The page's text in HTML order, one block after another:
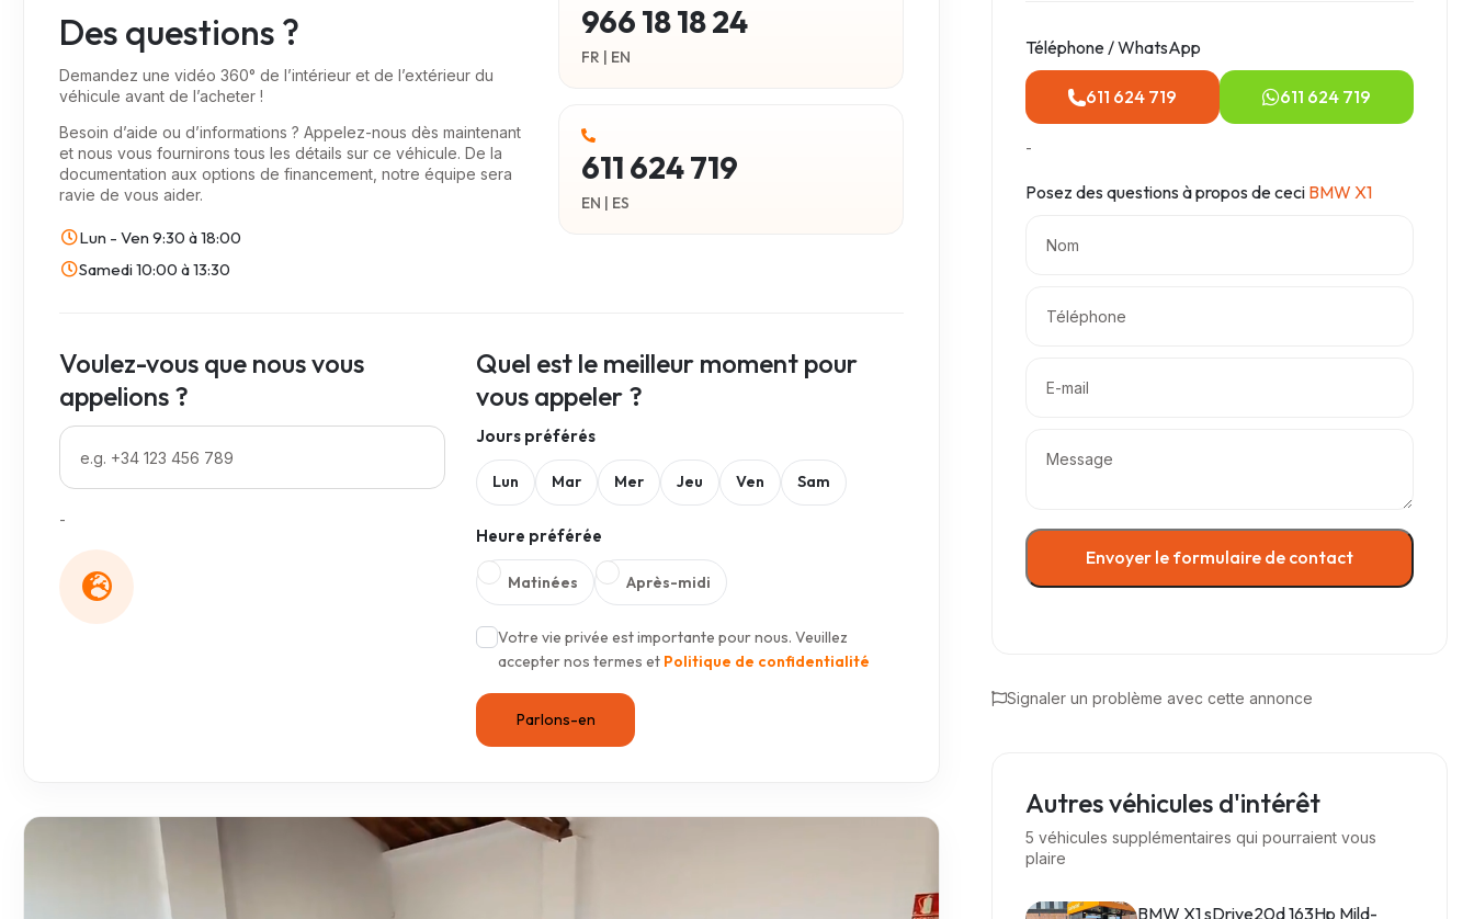
Des questions ?
Demandez une vidéo 360° de l’intérieur et de l’extérieur du
véhicule avant de l’acheter !
Besoin d’aide ou d’informations ? Appelez-nous dès maintenant
et nous vous fournirons tous les détails sur ce véhicule. De la
documentation aux options de financement, notre équipe sera
ravie de vous aider.
Lun - Ven 9:30 à 18:00
Samedi10:00 à 13:30
966 18 18 24
FR | EN
611 624 719
EN | ES
Voulez-vous que nous vous
appelions ?
-
Quel est le meilleur moment pour
vous appeler ?
Jours préférés
Lun Mar Mer Jeu Ven Sam
Heure préférée
Matinées Après-midi
Votre vie privée est importante pour nous. Veuillez
accepter nos termes et Politique de confidentialité
Téléphone / WhatsApp
611 624 719 611 624 719
-
Posez des questions à propos de ceci BMW X1
Envoyer le formulaire de contact
Signaler un problème avec cette annonce
Autres véhicules d'intérêt
5 véhicules supplémentaires qui pourraient vous
plaire
BMW X1 sDrive20d 163Hp Mild-